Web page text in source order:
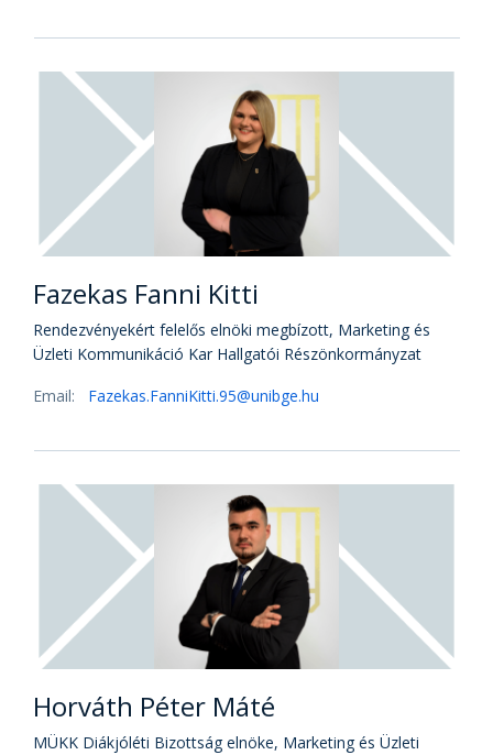
Fazekas Fanni Kitti
Rendezvényekért felelős elnöki megbízott, Marketing és
Üzleti Kommunikáció Kar Hallgatói Részönkormányzat
Email:
Fazekas.FanniKitti.95@unibge.hu
Horváth Péter Máté
MÜKK Diákjóléti Bizottság elnöke, Marketing és Üzleti